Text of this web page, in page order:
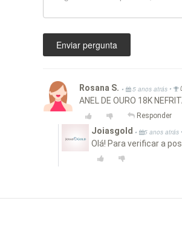
Enviar pergunta
Rosana S. • 5 anos atrás •
ANEL DE OURO 18K
Responder
Joiasgold • 5 anos atrás •
Olá! Para verificar a